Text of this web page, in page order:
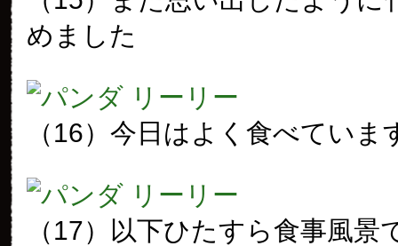
めました
（16）今日はよく食べていま
（17）以下ひたすら食事風景